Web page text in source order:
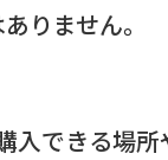
りません。
入できる場